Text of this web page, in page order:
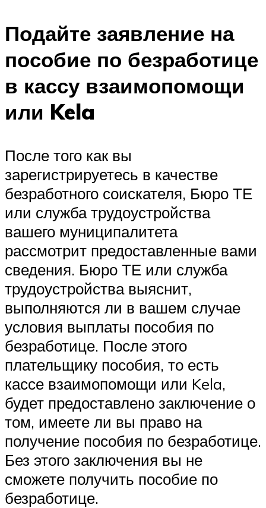
Подайте заявление на
пособие по безработице
в кассу взаимопомощи
или Kela
После того как вы
зарегистрируетесь в качестве
безработного соискателя, Бюро ТЕ
или служба трудоустройства
вашего муниципалитета
рассмотрит предоставленные вами
сведения. Бюро ТЕ или служба
трудоустройства выяснит,
выполняются ли в вашем случае
условия выплаты пособия по
безработице. После этого
плательщику пособия, то есть
кассе взаимопомощи или Kela,
будет предоставлено заключение о
том, имеете ли вы право на
получение пособия по безработице.
Без этого заключения вы не
сможете получить пособие по
безработице.